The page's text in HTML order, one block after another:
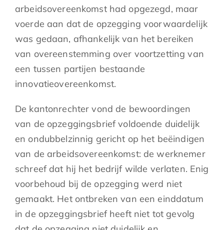
arbeidsovereenkomst had opgezegd, maar
voerde aan dat de opzegging voorwaardelijk
was gedaan, afhankelijk van het bereiken
van overeenstemming over voortzetting van
een tussen partijen bestaande
innovatieovereenkomst.
De kantonrechter vond de bewoordingen
van de opzeggingsbrief voldoende duidelijk
en ondubbelzinnig gericht op het beëindigen
van de arbeidsovereenkomst: de werknemer
schreef dat hij het bedrijf wilde verlaten. Enig
voorbehoud bij de opzegging werd niet
gemaakt. Het ontbreken van een einddatum
in de opzeggingsbrief heeft niet tot gevolg